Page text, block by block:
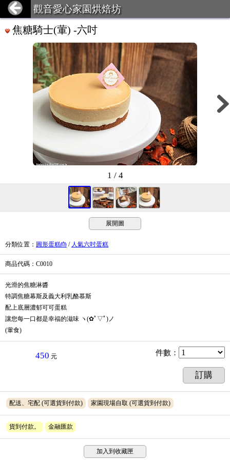
觀音愛心家園烘焙坊
焦糖騎士(葷) -六吋
1 / 4
展開圖
分類位置 ： 圓形蛋糕🎂 / 人氣六吋蛋糕
商品代碼 ：C0010
光滑的焦糖淋醬
特調焦糖幕斯及義大利乳酪慕斯
配上底層濃郁可可蛋糕
讓您每一口都是幸福的滋味 ヽ(✿ﾟ▽ﾟ)ノ
(葷食)
450 元 件數 ：
訂購
配送、宅配 (可選貨到付款) 家園現場自取 (可選貨到付款)
貨到付款。 金融匯款
加入到收藏匣